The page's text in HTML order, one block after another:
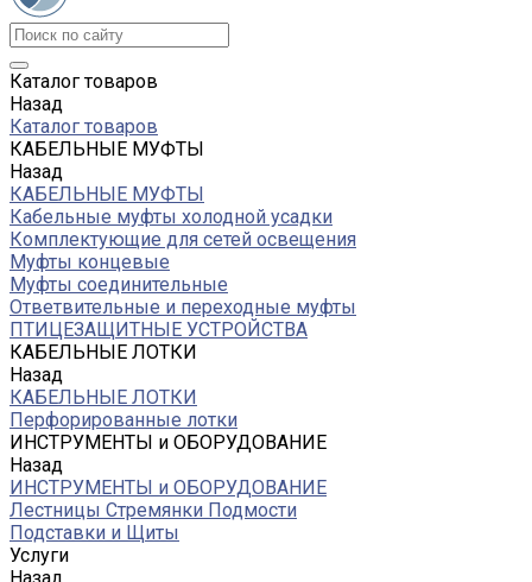
Каталог товаров
Назад
Каталог товаров
КАБЕЛЬНЫЕ МУФТЫ
Назад
КАБЕЛЬНЫЕ МУФТЫ
Кабельные муфты холодной усадки
Комплектующие для сетей освещения
Муфты концевые
Муфты соединительные
Ответвительные и переходные муфты
ПТИЦЕЗАЩИТНЫЕ УСТРОЙСТВА
КАБЕЛЬНЫЕ ЛОТКИ
Назад
КАБЕЛЬНЫЕ ЛОТКИ
Перфорированные лотки
ИНСТРУМЕНТЫ и ОБОРУДОВАНИЕ
Назад
ИНСТРУМЕНТЫ и ОБОРУДОВАНИЕ
Лестницы Стремянки Подмости
Подставки и Щиты
Услуги